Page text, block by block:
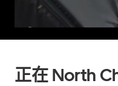
正在 North